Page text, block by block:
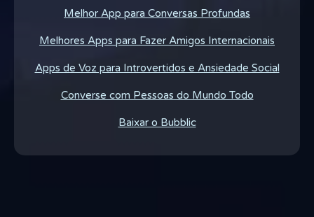
Melhor App para Conversas Profundas
Melhores Apps para Fazer Amigos Internacionais
Apps de Voz para Introvertidos e Ansiedade Social
Converse com Pessoas do Mundo Todo
Baixar o Bubblic